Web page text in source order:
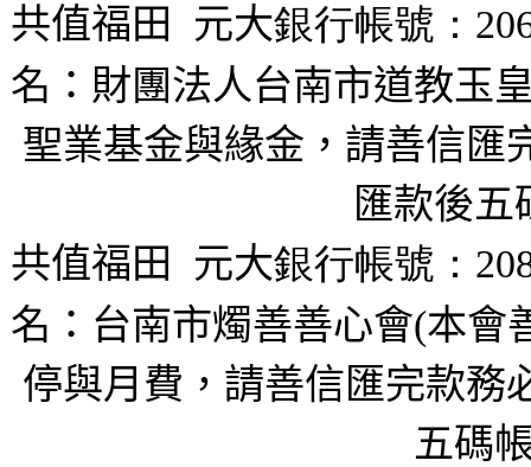
共值福田
元大銀行帳號：
名：財團法人台南市道教玉
聖業基金與緣金，請善信匯
匯款後五
共值福田
元大銀行帳號：
名：台南市燭善善心會(本會
停與月費，請善信匯完款務
五碼